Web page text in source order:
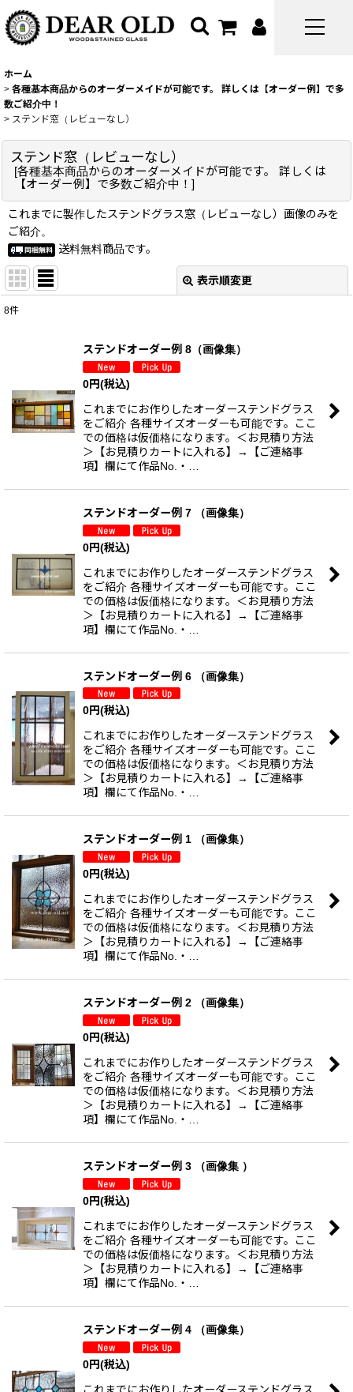
ホーム
> 各種基本商品からのオーダーメイドが可能です。 詳しくは【オーダー例】で多
数ご紹介中！
> ステンド窓（レビューなし）
ステンド窓（レビューなし）
[各種基本商品からのオーダーメイドが可能です。 詳しくは
【オーダー例】で多数ご紹介中！ ]
これまでに製作したステンドグラス窓（レビューなし）画像のみを
ご紹介。
送料無料商品です。
表示順変更
絞り込む
8件
ステンドオーダー例 8（画像集）
0円(税込)
これまでにお作りしたオーダーステンドグラス
をご紹介 各種サイズオーダーも可能です。ここ
での価格は仮価格になります。＜お見積り方法
＞【お見積りカートに入れる】→【ご連絡事
項】欄にて作品No.・…
ステンドオーダー例 7 （画像集）
0円(税込)
これまでにお作りしたオーダーステンドグラス
をご紹介 各種サイズオーダーも可能です。ここ
での価格は仮価格になります。＜お見積り方法
＞【お見積りカートに入れる】→【ご連絡事
項】欄にて作品No.・…
ステンドオーダー例 6 （画像集）
0円(税込)
これまでにお作りしたオーダーステンドグラス
をご紹介 各種サイズオーダーも可能です。ここ
での価格は仮価格になります。＜お見積り方法
＞【お見積りカートに入れる】→【ご連絡事
項】欄にて作品No.・…
ステンドオーダー例 1 （画像集）
0円(税込)
これまでにお作りしたオーダーステンドグラス
をご紹介 各種サイズオーダーも可能です。ここ
での価格は仮価格になります。＜お見積り方法
＞【お見積りカートに入れる】→【ご連絡事
項】欄にて作品No.・…
ステンドオーダー例 2 （画像集）
0円(税込)
これまでにお作りしたオーダーステンドグラス
をご紹介 各種サイズオーダーも可能です。ここ
での価格は仮価格になります。＜お見積り方法
＞【お見積りカートに入れる】→【ご連絡事
項】欄にて作品No.・…
ステンドオーダー例 3 （画像集 ）
0円(税込)
これまでにお作りしたオーダーステンドグラス
をご紹介 各種サイズオーダーも可能です。ここ
での価格は仮価格になります。＜お見積り方法
＞【お見積りカートに入れる】→【ご連絡事
項】欄にて作品No.・…
ステンドオーダー例 4 （画像集）
0円(税込)
これまでにお作りしたオーダーステンドグラス